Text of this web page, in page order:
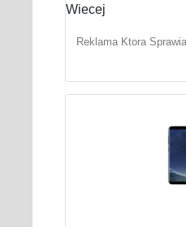
Reklama Ktora